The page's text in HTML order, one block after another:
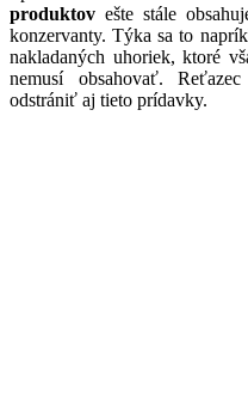
produktov ešte stále
konzervanty. Týka sa to
nakladaných uhoriek, ktoré
nemusí obsahovať.
odstrániť aj tieto prídavky.